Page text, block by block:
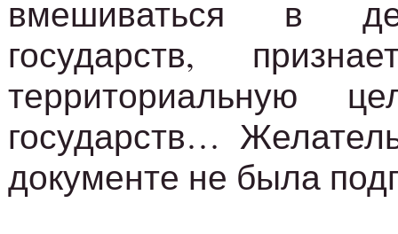
вмешиваться в
государств,
территориальную
государств…
документе не была